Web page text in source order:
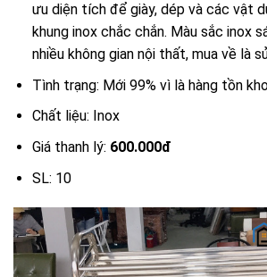
ưu diện tích để giày, dép và các vật
khung inox chắc chắn. Màu sắc inox
nhiều không gian nội thất, mua về là
Tình trạng: Mới 99% vì là hàng tồn
Chất liệu: Inox
Giá thanh lý: 600.000đ
SL: 10